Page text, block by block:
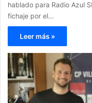
hablado para Radio Azul
fichaje por el…
Leer más »